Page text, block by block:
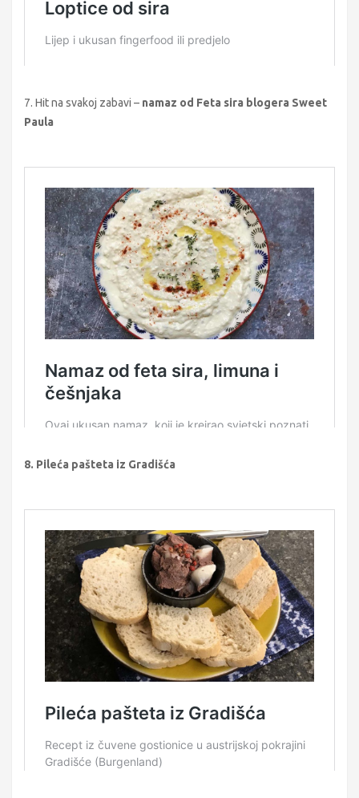
7. Hit na svakoj zabavi – namaz od Feta sira blogera Sweet
Paula
8. Pileća pašteta iz Gradišća